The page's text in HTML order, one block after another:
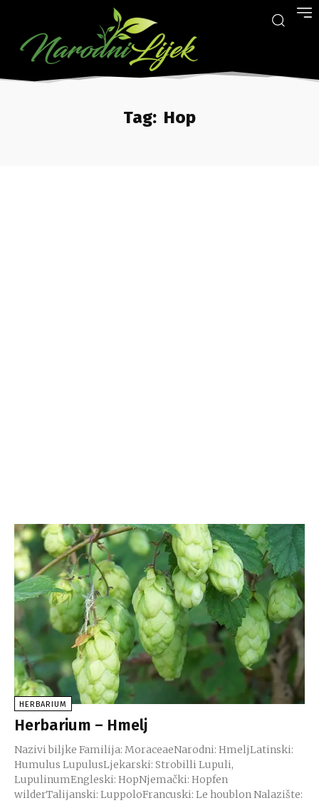
Tag: Hop
HERBARIUM
Herbarium – Hmelj
Nazivi biljke Familija: MoraceaeNarodni: HmeljLatinski:
Humulus LupulusLjekarski: Strobilli Lupuli,
LupulinumEngleski: HopNjemački: Hopfen
wilderTalijanski: LuppoloFrancuski: Le houblon Nalazište: